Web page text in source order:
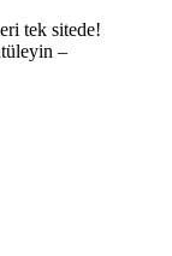
tek sitede!
–